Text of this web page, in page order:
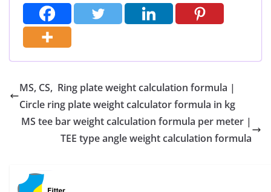
MS, CS, Ring plate weight calculation formula |
Circle ring plate weight calculator formula in kg
MS tee bar weight calculation formula per meter |
TEE type angle weight calculation formula